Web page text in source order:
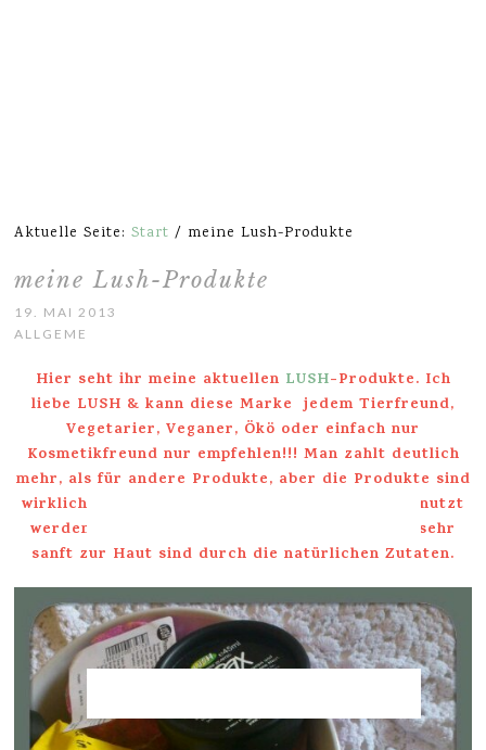
Aktuelle Seite:Start / meine Lush-Produkte
meine Lush-Produkte
19. MAI 2013
ALLGEMEIN
Hier seht ihr meine aktuellen LUSH-Produkte. Ich
liebe LUSH & kann diese Marke jedem Tierfreund,
Vegetarier, Veganer, Ökö oder einfach nur
Kosmetikfreund nur empfehlen!!! Man zahlt deutlich
mehr, als für andere Produkte, aber die Produkte sind
wirklich frisch & können mit gutem Gewissen benutzt
werden. Auch vertrage ich sie sehr gut, da sie sehr
sanft zur Haut sind durch die natürlichen Zutaten.